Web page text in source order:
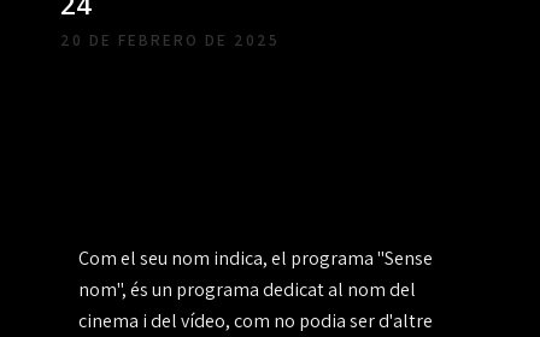
20 DE FEBRERO DE 2025
Com el seu nom indica, el programa "Sense
nom", és un programa dedicat al nom del
cinema i del vídeo, com no podia ser d'altre